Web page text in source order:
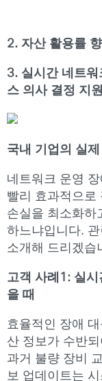
2. 자산 활용률
3. 실시간 네트워
스 의사 결정 지원
국내 기업의 실제
네트워크 운영
빨리 효과적으로
손실을 최소화하
하느냐입니다.
소개해 드리겠습
고객 사례1: 실
을 때
효율적인 장애
산 정보가 수반
과거 불량 장비
보 업데이트는